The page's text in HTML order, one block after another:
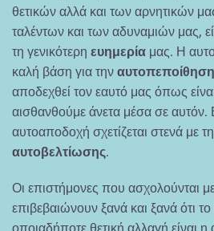
θετικών αλλά και των αρνητικών
ταλέντων και των αδυναμιών μας,
τη γενικότερη ευημερία μας. Η
καλή βάση για τηναυτοπεποίθηση
αποδεχθεί τον εαυτό μας όπως
αισθανθούμε άνετα μέσα σε αυτόν.
αυτοαποδοχή σχετίζεται στενά με
αυτοβελτίωσης.
Οι επιστήμονες που ασχολούνται
επιβεβαιώνουν ξανά και ξανά ότι
οποιαδήποτε θετική αλλαγή είναι